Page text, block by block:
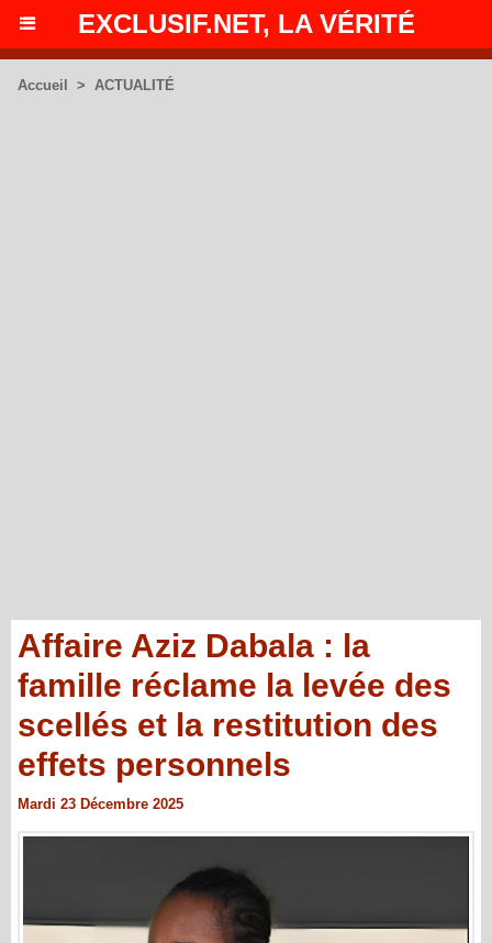
EXCLUSIF.NET, LA VÉRITÉ
Accueil > ACTUALITÉ
Affaire Aziz Dabala : la
famille réclame la levée des
scellés et la restitution des
effets personnels
Mardi 23 Décembre 2025